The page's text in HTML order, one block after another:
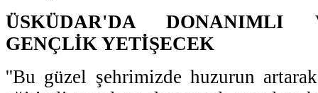
ÜSKÜDAR'DA DONANIMLI
GENÇLİK YETİŞECEK
''Bu güzel şehrimizde huzurun